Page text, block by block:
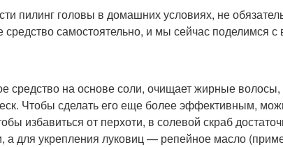
пилинг головы в домашних условиях, не
средство самостоятельно, и мы сейчас
средство на основе соли, очищает жирные
Чтобы сделать его еще более эффективным,
избавиться от перхоти, в солевой скраб
а для укрепления луковиц — репейное масло